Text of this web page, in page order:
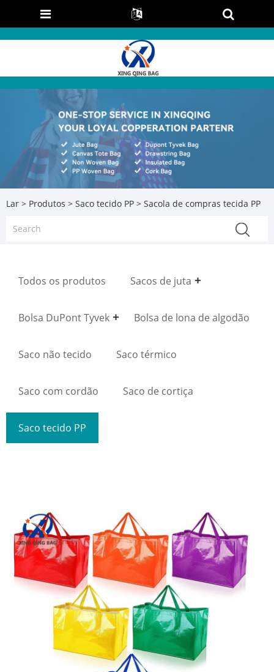
Lar > Produtos > Saco tecido PP > Sacola de compras tecida PP
Todos os produtos Sacos de juta
Bolsa DuPont Tyvek Bolsa de lona de algodão
Saco não tecido Saco térmico
Saco com cordão Saco de cortiça
Saco tecido PP